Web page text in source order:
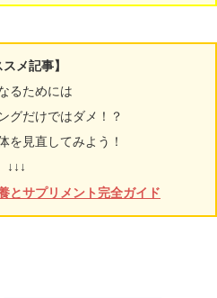
スメ記事】
るためには
グだけではダメ！？
を見直してみよう！
↓↓↓
とサプリメント完全ガイド